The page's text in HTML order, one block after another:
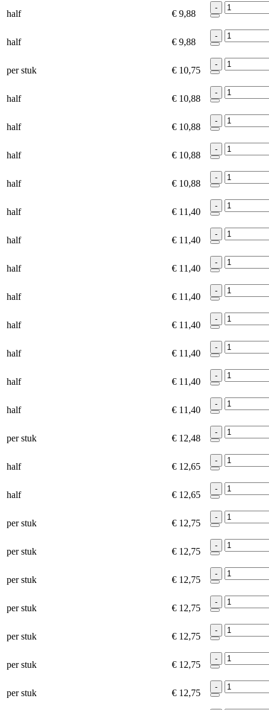
half € 9,88
-
half € 9,88
-
per stuk € 10,75
-
half € 10,88
-
half € 10,88
-
half € 10,88
-
half € 10,88
-
half € 11,40
-
half € 11,40
-
half € 11,40
-
half € 11,40
-
half € 11,40
-
half € 11,40
-
half € 11,40
-
half € 11,40
-
per stuk € 12,48
-
half € 12,65
-
half € 12,65
-
per stuk € 12,75
-
per stuk € 12,75
-
per stuk € 12,75
-
per stuk € 12,75
-
per stuk € 12,75
-
per stuk € 12,75
-
per stuk € 12,75
-